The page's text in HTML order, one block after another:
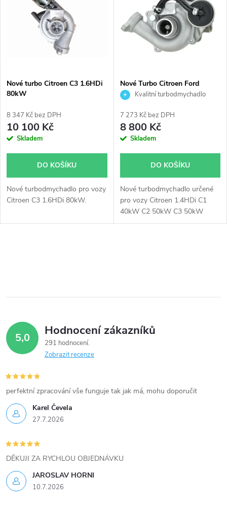
Nové turbo Citroen C3 1.6HDi
80kW
8 347 Kč bez DPH
10 100 Kč
Skladem
DO KOŠÍKU
Nové turbodmychadlo pro vozy
Citroen C3 1.6HDi 80kW.
Nové Turbo Citroen Ford
Mazda Peugeot 1.4HDi
Kvalitní turbodmychadlo
7 273 Kč bez DPH
8 800 Kč
Skladem
DO KOŠÍKU
Nové turbodmychadlo určené
pro vozy Citroen 1.4HDi C1
40kW C2 50kW C3 50kW
Xsara 50kW, Ford Fiesta
l
d
a
c
í
p
r
v
k
y
5,0 Hodnocení zákazníků
291 hodnocení
Zobrazit recenze
Karel Čevela
27.7.2026
perfektní zpracování vše funguje tak jak má, mohu doporučit
JAROSLAV HORNI
10.7.2026
DĚKUJI ZA RYCHLOU OBJEDNÁVKU